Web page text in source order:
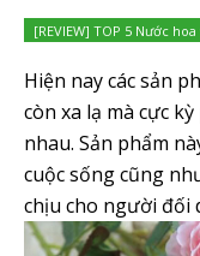
[REVIEW] TOP 5 Nước
Hiện nay các sản
còn xa lạ mà cực
nhau. Sản phẩm
cuộc sống cũng
chịu cho người đối